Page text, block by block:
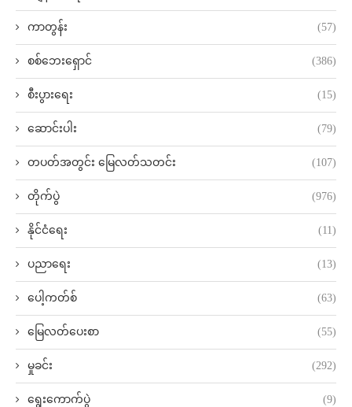
ကာတွန်း (57)
စစ်ဘေးရှောင် (386)
စီးပွားရေး (15)
ဆောင်းပါး (79)
တပတ်အတွင်း မြေလတ်သတင်း (107)
တိုက်ပွဲ (976)
နိုင်ငံရေး (11)
ပညာရေး (13)
ပေါ့ကတ်စ် (63)
မြေလတ်ပေးစာ (55)
မှုခင်း (292)
ရွေးကောက်ပွဲ (9)